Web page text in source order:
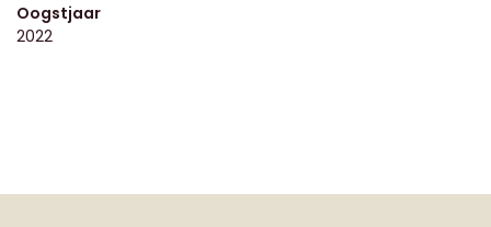
Oogstjaar
2022